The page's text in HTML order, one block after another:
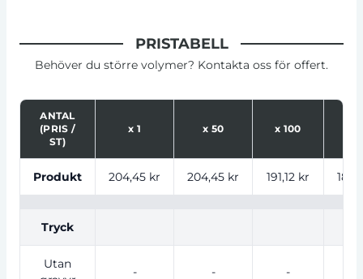
PRISTABELL
Behöver du större volymer? Kontakta oss för offert.
ANTAL
(PRIS /
ST)
x 1 x 50 x 100
Produkt 204,45 kr 204,45 kr 191,12 kr
Tryck
Utan
- - -